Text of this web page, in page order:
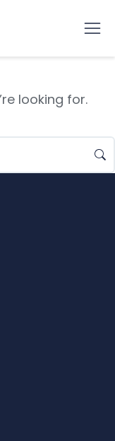
looking for.